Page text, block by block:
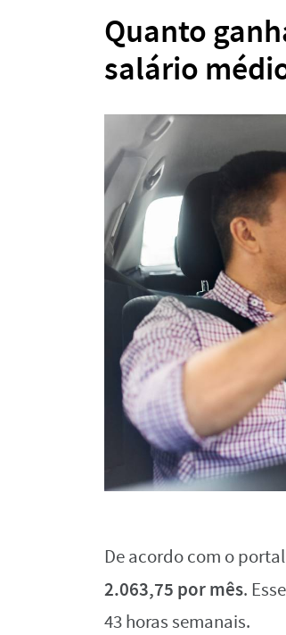
Quanto
salário
De acordo com o
2.063,75 por mês.
43 horas semanais.